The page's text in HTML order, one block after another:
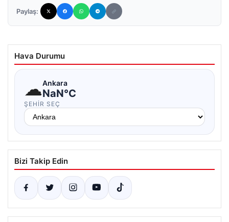
Paylaş:
Hava Durumu
☁Ankara
NaN°C
ŞEHIR SEÇ
Bizi Takip Edin